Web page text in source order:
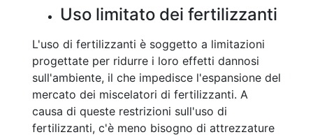
Uso limitato dei fertilizzanti
L'uso di fertilizzanti è soggetto a limitazioni
progettate per ridurre i loro effetti dannosi
sull'ambiente, il che impedisce l'espansione del
mercato dei miscelatori di fertilizzanti. A
causa di queste restrizioni sull'uso di
fertilizzanti, c'è meno bisogno di attrezzature